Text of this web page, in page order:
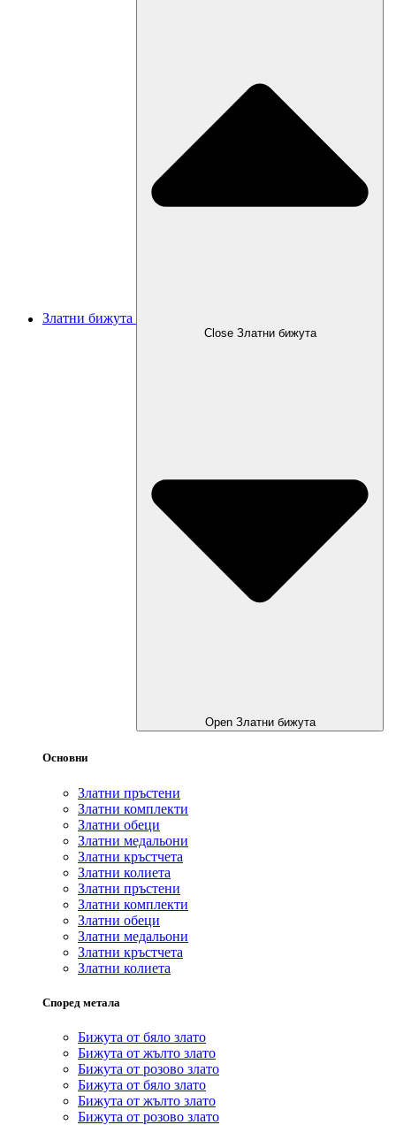
Златни бижута
Close Златни бижута
Open Златни бижута
Основни
Златни пръстени
Златни комплекти
Златни обеци
Златни медальони
Златни кръстчета
Златни колиета
Златни пръстени
Златни комплекти
Златни обеци
Златни медальони
Златни кръстчета
Златни колиета
Според метала
Бижута от бяло злато
Бижута от жълто злато
Бижута от розово злато
Бижута от бяло злато
Бижута от жълто злато
Бижута от розово злато